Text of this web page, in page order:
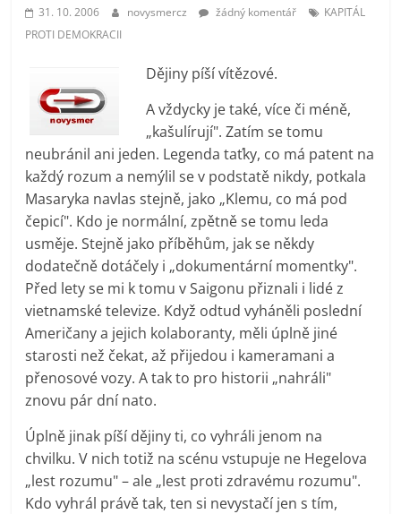
prospívá?
31. 10. 2006 novysmercz žádný komentář
KAPITÁL
PROTI DEMOKRACII
Dějiny píší vítězové.
A vždycky je také, více či méně,
„kašulírují". Zatím se tomu
neubránil ani jeden. Legenda taťky, co má patent na
každý rozum a nemýlil se v podstatě nikdy, potkala
Masaryka navlas stejně, jako „Klemu, co má pod
čepicí". Kdo je normální, zpětně se tomu leda
usměje. Stejně jako příběhům, jak se někdy
dodatečně dotáčely i „dokumentární momentky".
Před lety se mi k tomu v Saigonu přiznali i lidé z
vietnamské televize. Když odtud vyháněli poslední
Američany a jejich kolaboranty, měli úplně jiné
starosti než čekat, až přijedou i kameramani a
přenosové vozy. A tak to pro historii „nahráli"
znovu pár dní nato.
Úplně jinak píší dějiny ti, co vyhráli jenom na
chvilku. V nich totiž na scénu vstupuje ne Hegelova
„lest rozumu" – ale „lest proti zdravému rozumu".
Kdo vyhrál právě tak, ten si nevystačí jen s tím,